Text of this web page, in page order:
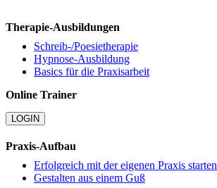
Therapie-Ausbildungen
Schreib-/Poesietherapie
Hypnose-Ausbildung
Basics für die Praxisarbeit
Online Trainer
LOGIN
Praxis-Aufbau
Erfolgreich mit der eigenen Praxis starten
Gestalten aus einem Guß